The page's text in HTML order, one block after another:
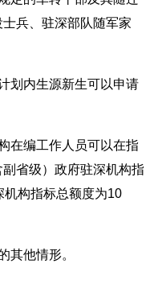
兵、驻深部队随军家
划内生源新生可以申请
在编工作人员可以在指
省级）政府驻深机构指
构指标总额度为10
其他情形。